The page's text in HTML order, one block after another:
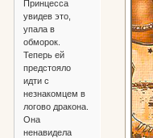
Принцесса
увидев это,
упала в
обморок.
Теперь ей
предстояло
идти с
незнакомцем в
логово дракона.
Она
ненавидела